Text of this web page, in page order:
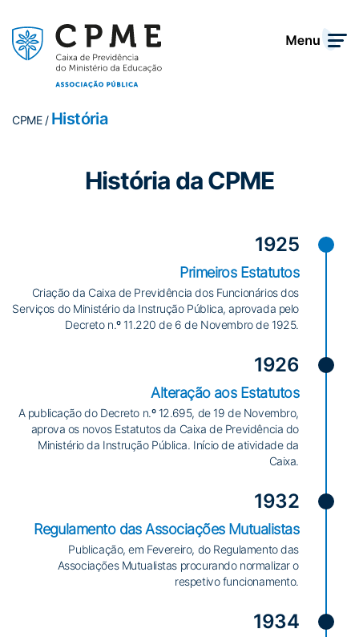
CPME / História
História da CPME
1925
Primeiros Estatutos
Criação da Caixa de Previdência dos Funcionários dos
Serviços do Ministério da Instrução Pública, aprovada pelo
Decreto n.º 11.220 de 6 de Novembro de 1925.
1926
Alteração aos Estatutos
A publicação do Decreto n.º 12.695, de 19 de Novembro,
aprova os novos Estatutos da Caixa de Previdência do
Ministério da Instrução Pública. Início de atividade da
Caixa.
1932
Regulamento das Associações Mutualistas
Publicação, em Fevereiro, do Regulamento das
Associações Mutualistas procurando normalizar o
respetivo funcionamento.
1934